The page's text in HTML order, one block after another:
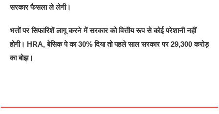
सरकार फैसला ले लेगी।
भत्तों पर सिफारिशें लागू करने में सरकार को वित्तीय रूप से कोई परेशानी नहीं
होगी। HRA, बेसिक पे का 30% दिया तो पहले साल सरकार पर 29,300 करोड़
का बोझ।